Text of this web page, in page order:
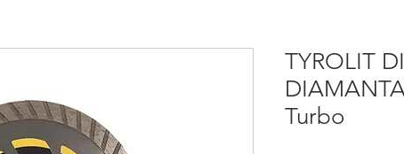
TYROLIT
Turbo